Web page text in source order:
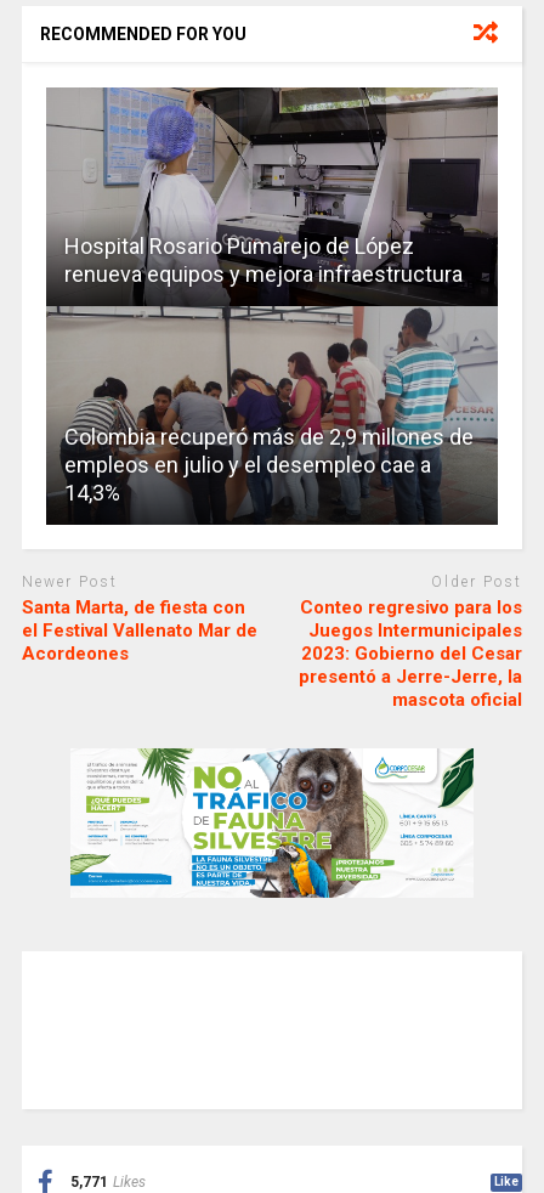
RECOMMENDED FOR YOU
Hospital Rosario Pumarejo de López
renueva equipos y mejora infraestructura
Colombia recuperó más de 2,9 millones de
empleos en julio y el desempleo cae a
14,3%
Newer Post
Santa Marta, de fiesta con
el Festival Vallenato Mar de
Acordeones
Older Post
Conteo regresivo para los
Juegos Intermunicipales
2023: Gobierno del Cesar
presentó a Jerre-Jerre, la
mascota oficial
5,771 Likes Like